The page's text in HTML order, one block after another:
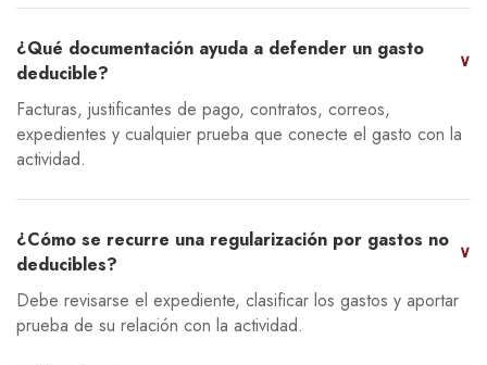
¿Qué documentación ayuda a defender un gasto
deducible?
∨
Facturas, justificantes de pago, contratos, correos,
expedientes y cualquier prueba que conecte el gasto con la
actividad.
¿Cómo se recurre una regularización por gastos no
deducibles?
∨
Debe revisarse el expediente, clasificar los gastos y aportar
prueba de su relación con la actividad.